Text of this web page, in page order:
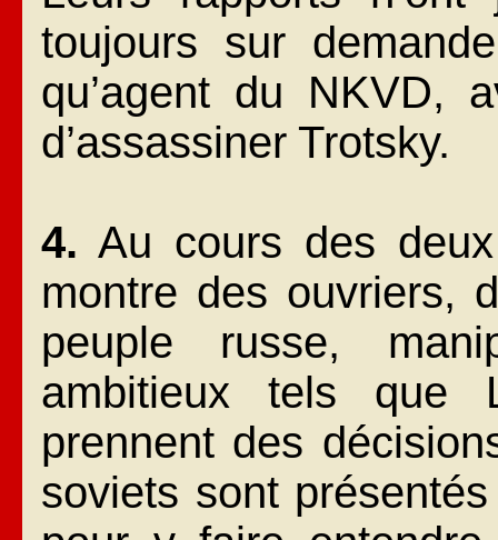
toujours sur
qu’agent du NKVD,
d’assassiner Trotsky.
4. Au cours des
montre des ouvriers,
peuple russe,
ambitieux tels que
prennent des
soviets sont